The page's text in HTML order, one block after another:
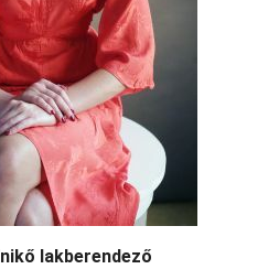
lakberendező